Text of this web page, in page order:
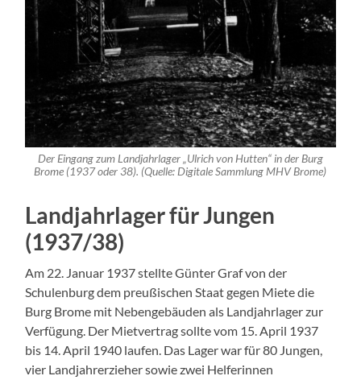
Der Eingang zum Landjahrlager „Ulrich von Hutten“ in der Burg
Brome (1937 oder 38). (Quelle: Digitale Sammlung MHV Brome)
Landjahrlager für Jungen
(1937/38)
Am 22. Januar 1937 stellte Günter Graf von der
Schulenburg dem preußischen Staat gegen Miete die
Burg Brome mit Nebengebäuden als Landjahrlager zur
Verfügung. Der Mietvertrag sollte vom 15. April 1937
bis 14. April 1940 laufen. Das Lager war für 80 Jungen,
vier Landjahrerzieher sowie zwei Helferinnen